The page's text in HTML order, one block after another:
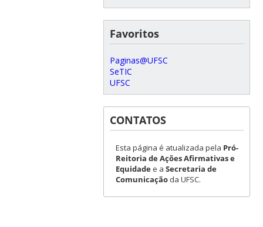
Favoritos
Paginas@UFSC
SeTIC
UFSC
CONTATOS
Esta página é atualizada pela Pró-
Reitoria de Ações Afirmativas e
Equidadee a Secretaria de
Comunicaçãoda UFSC.